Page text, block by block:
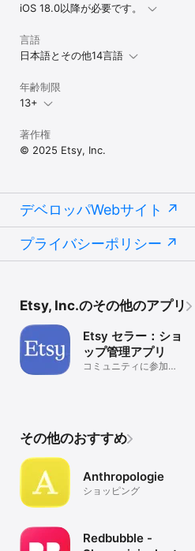
iOS 18.0以降が必要です。
言語
日本語とその他14言語
年齢制限
13+
著作権
© 2025 Etsy, Inc.
デベロッパWebサイト
プライバシーポリシー
Etsy, Inc.のその他のアプリ
Etsy セラー：ショ
ップ管理アプリ
コミュニティに参加し
その他のおすすめ
Anthropologie
ショッピング
Redbubble -